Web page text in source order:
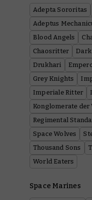
Adepta Sororitas
Adeptus
Blood Angels
Chaosritter
Drukhari
Grey Knights
Imperiale Ritter
Konglomerate der
Regimental
Space Wolves
Thousand Sons
World Eaters
Space Marines